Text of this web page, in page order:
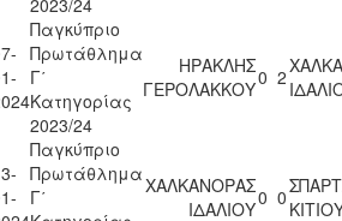
Παγκύπριο
Πρωτάθλημα
Γ΄
Κατηγορίας
2023/24
ΗΡΑΚΛΗΣ
ΓΕΡΟΛΑΚΚΟΥ0 2
Παγκύπριο
Πρωτάθλημα
Γ΄
ΧΑΛΚΑΝΟΡΑΣ
ΙΔΑΛΙΟΥ0 0